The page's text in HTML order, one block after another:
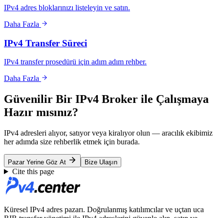
IPv4 adres bloklarınızı listeleyin ve satın.
Daha Fazla
IPv4 Transfer Süreci
IPv4 transfer prosedürü için adım adım rehber.
Daha Fazla
Güvenilir Bir IPv4 Broker ile Çalışmaya
Hazır mısınız?
IPv4 adresleri alıyor, satıyor veya kiralıyor olun — aracılık ekibimiz
her adımda size rehberlik etmek için burada.
Pazar Yerine Göz At Bize Ulaşın
Cite this page
Küresel IPv4 adres pazarı. Doğrulanmış katılımcılar ve uçtan uca